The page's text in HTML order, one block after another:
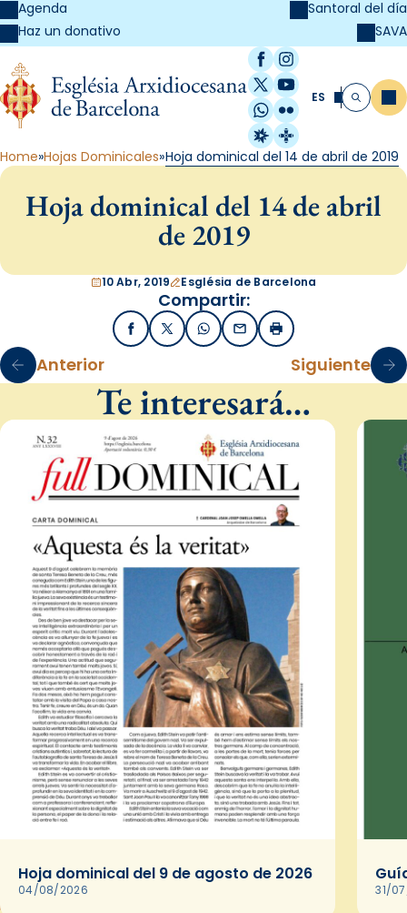
Agenda
Haz un donativo
Santoral del día
SAVA
Facebook
Instagram
X / Twitter
YouTube
WhatsApp
Flickr
Radio Estel
Catalunya
ES Buscar
Home Hojas Dominicales Hoja dominical del 14 de abril de 2019
Hoja dominical del 14 de abril
de 2019
10 Abr, 2019 Església de Barcelona
Compartir:
FacebookX / TwitterWhatsApp
EmailImprimir
Anterior Siguiente
Te interesará…
Hoja dominical del 9 de agosto de 2026
04/08/2026 31/